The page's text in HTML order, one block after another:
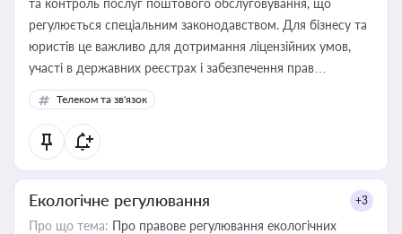
та контроль послуг поштового обслуговування, що
регулюється спеціальним законодавством. Для бізнесу та
юристів це важливо для дотримання ліцензійних умов,
участі в державних реєстрах і забезпечення прав
споживачів.
Телеком та зв'язок
Екологічне регулювання +3
Про що тема: Про правове регулювання екологічних